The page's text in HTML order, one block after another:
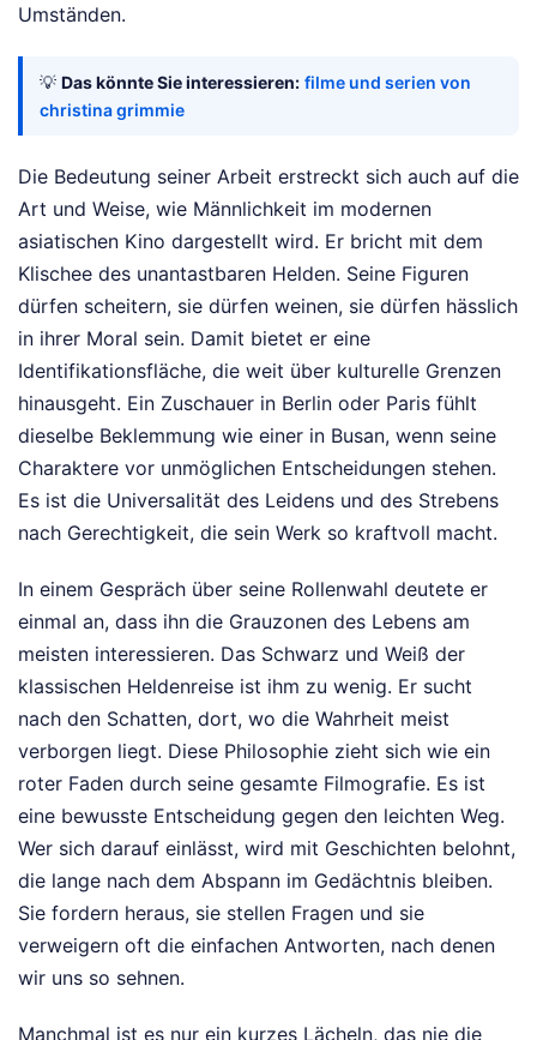
Umständen.
💡 Das könnte Sie interessieren: filme und serien von
christina grimmie
Die Bedeutung seiner Arbeit erstreckt sich auch auf die
Art und Weise, wie Männlichkeit im modernen
asiatischen Kino dargestellt wird. Er bricht mit dem
Klischee des unantastbaren Helden. Seine Figuren
dürfen scheitern, sie dürfen weinen, sie dürfen hässlich
in ihrer Moral sein. Damit bietet er eine
Identifikationsfläche, die weit über kulturelle Grenzen
hinausgeht. Ein Zuschauer in Berlin oder Paris fühlt
dieselbe Beklemmung wie einer in Busan, wenn seine
Charaktere vor unmöglichen Entscheidungen stehen.
Es ist die Universalität des Leidens und des Strebens
nach Gerechtigkeit, die sein Werk so kraftvoll macht.
In einem Gespräch über seine Rollenwahl deutete er
einmal an, dass ihn die Grauzonen des Lebens am
meisten interessieren. Das Schwarz und Weiß der
klassischen Heldenreise ist ihm zu wenig. Er sucht
nach den Schatten, dort, wo die Wahrheit meist
verborgen liegt. Diese Philosophie zieht sich wie ein
roter Faden durch seine gesamte Filmografie. Es ist
eine bewusste Entscheidung gegen den leichten Weg.
Wer sich darauf einlässt, wird mit Geschichten belohnt,
die lange nach dem Abspann im Gedächtnis bleiben.
Sie fordern heraus, sie stellen Fragen und sie
verweigern oft die einfachen Antworten, nach denen
wir uns so sehnen.
Manchmal ist es nur ein kurzes Lächeln, das nie die